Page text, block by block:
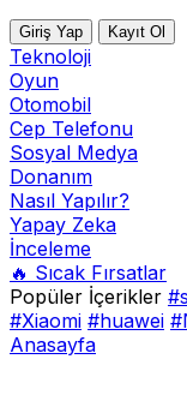
Giriş Yap Kayıt Ol
Teknoloji
Oyun
Otomobil
Cep Telefonu
Sosyal Medya
Donanım
Nasıl Yapılır?
Yapay Zeka
İnceleme
🔥 Sıcak Fırsatlar
Popüler İçerikler
#Xiaomi #huawei
Anasayfa